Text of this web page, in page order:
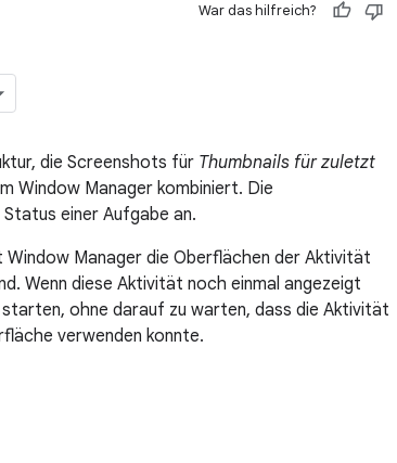
War das hilfreich?
die Screenshots für Thumbnails für zuletzt
Window Manager kombiniert. Die
einer Aufgabe an.
Manager die Oberflächen der Aktivität
Wenn diese Aktivität noch einmal angezeigt
ohne darauf zu warten, dass die Aktivität
verwenden konnte.